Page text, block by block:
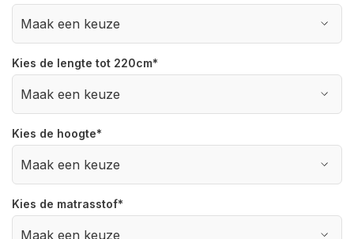
Kies de lengte tot 220cm*
Kies de hoogte*
Kies de matrasstof*